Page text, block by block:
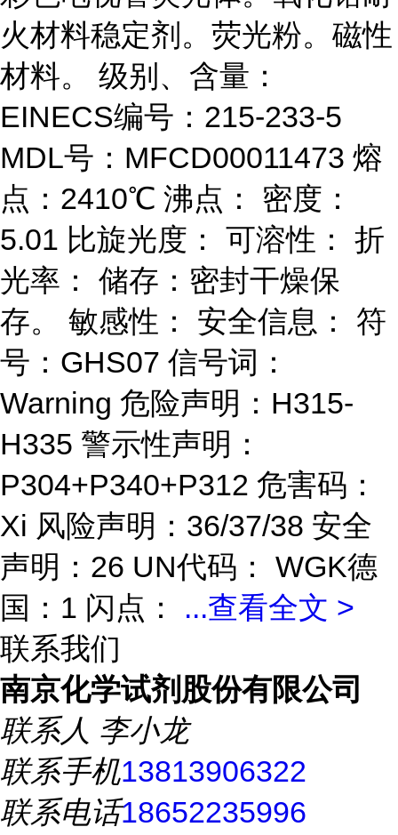
火材料稳定剂。荧光粉。磁性
材料。 级别、含量：
EINECS编号：215-233-5
MDL号：MFCD00011473 熔
点：2410℃ 沸点： 密度：
5.01 比旋光度： 可溶性： 折
光率： 储存：密封干燥保
存。 敏感性： 安全信息： 符
号：GHS07 信号词：
Warning 危险声明：H315-
H335 警示性声明：
P304+P340+P312 危害码：
Xi 风险声明：36/37/38 安全
声明：26 UN代码： WGK德
国：1 闪点： ...查看全文 >
联系我们
南京化学试剂股份有限公司
联系人 李小龙
联系手机13813906322
联系电话18652235996